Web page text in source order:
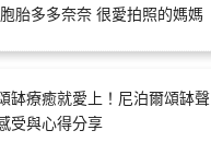
胎多多奈奈 很愛拍照的媽媽
缽療癒就愛上！尼泊爾頌缽聲
受與心得分享